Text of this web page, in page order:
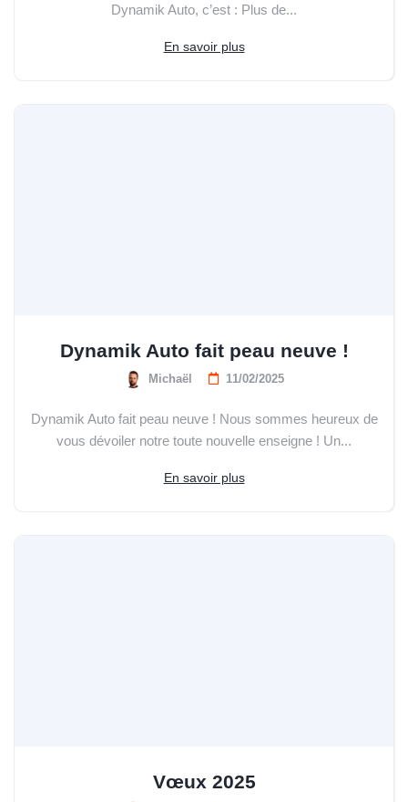
Dynamik Auto, c’est : Plus de...
En savoir plus
Dynamik Auto fait peau neuve !
Michaël 11/02/2025
Dynamik Auto fait peau neuve ! Nous sommes heureux de
vous dévoiler notre toute nouvelle enseigne ! Un...
En savoir plus
Vœux 2025